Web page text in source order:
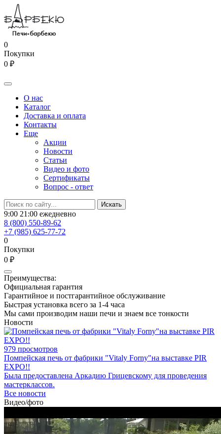
0
Покупки
0 ₽
О нас
Каталог
Доставка и оплата
Контакты
Еще
Акции
Новости
Статьи
Видео и фото
Сертификаты
Вопрос - ответ
9:00 21:00 ежедневно
8 (800) 550-89-62
+7 (985) 625-77-72
0
Покупки
0 ₽
Преимущества:
Официальная гарантия
Гарантийное и постгарантийное обслуживание
Быстрая установка всего за 1-4 часа
Мы сами производим наши печи и знаем все тонкости
Новости
979 просмотров
Помпейская печь от фабрики "Vitaly Forny"на выставке PIR
EXPO!!
Была предоставлена Аркадию Грицевскому для проведения
мастерклассов.
Все новости
Видео/фото